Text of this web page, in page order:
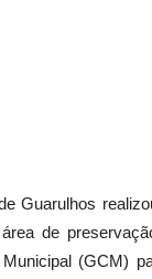
Guarulhos
de
(GCM)